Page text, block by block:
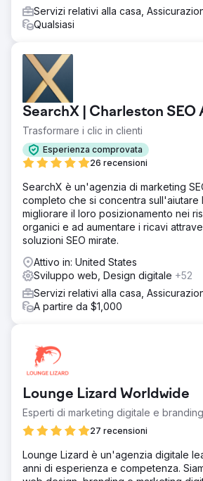
Servizi relativi alla casa,
Qualsiasi
SearchX | Charleston SEO
Trasformare i clic in clienti
Esperienza comprovata
26 recensioni
SearchX è un'agenzia di marketing
completo che si concentra sull'aiutare
migliorare il loro posizionamento nei
organici e ad aumentare i ricavi
soluzioni SEO mirate.
Attivo in: United States
Sviluppo web, Design digitale +52
Servizi relativi alla casa,
A partire da $1,000
Lounge Lizard Worldwide
Esperti di marketing digitale e branding
27 recensioni
Lounge Lizard è un'agenzia digitale
anni di esperienza e competenza.